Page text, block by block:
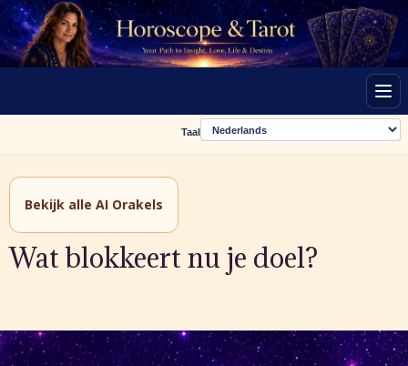
Taal
Bekijk alle AI Orakels
Wat blokkeert nu je doel?